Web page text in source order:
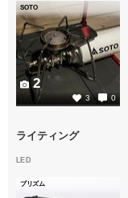
SOTO
3 0
2
ライティング
LED
プリズム